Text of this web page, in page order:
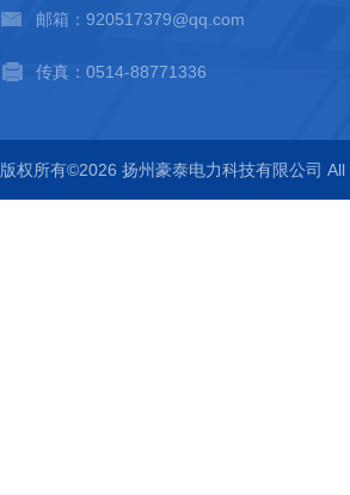
邮箱：920517379@qq.com
传真：0514-88771336
版权所有©2026 扬州豪泰电力科技有限公司